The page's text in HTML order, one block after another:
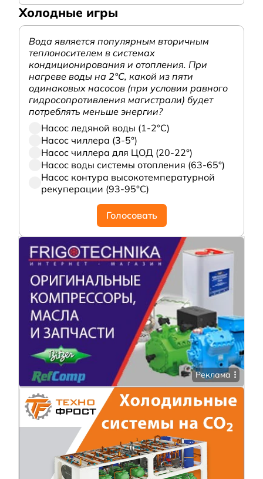
Холодные игры
Вода является популярным вторичным
теплоносителем в системах
кондиционирования и отопления. При
нагреве воды на 2°С, какой из пяти
одинаковых насосов (при условии равного
гидросопротивления магистрали) будет
потреблять меньше энергии?
Насос ледяной воды (1-2°С)
Насос чиллера (3-5°)
Насос чиллера для ЦОД (20-22°)
Насос воды системы отопления (63-65°)
Насос контура высокотемпературной
рекуперации (93-95°С)
Голосовать
Реклама